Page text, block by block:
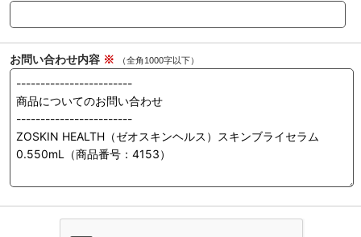
お問い合わせ内容 ※ （全角1000字以下）